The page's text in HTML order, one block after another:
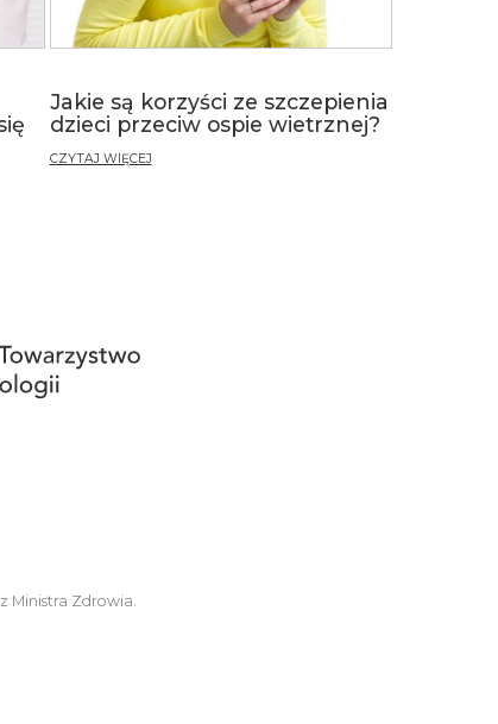
Jakie są korzyści ze szczepienia
dzieci przeciw ospie wietrznej?
CZYTAJ WIĘCEJ
Ministra Zdrowia.